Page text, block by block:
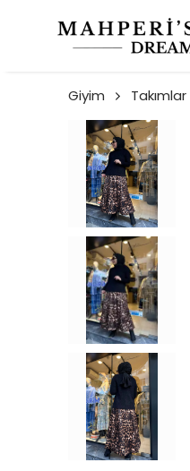
Giyim Takımlar